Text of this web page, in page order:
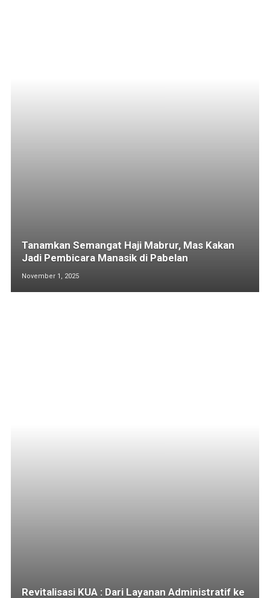
Tanamkan Semangat Haji Mabrur, Mas Kakan
Jadi Pembicara Manasik di Pabelan
November 1, 2025
Revitalisasi KUA : Dari Layanan Administratif ke